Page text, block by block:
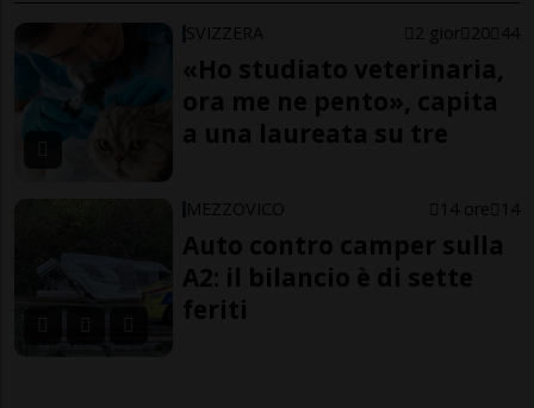
SVIZZERA 2 gior 20 44
«Ho studiato veterinaria,
ora me ne pento», capita
a una laureata su tre
MEZZOVICO 14 ore 14
Auto contro camper sulla
A2: il bilancio è di sette
feriti